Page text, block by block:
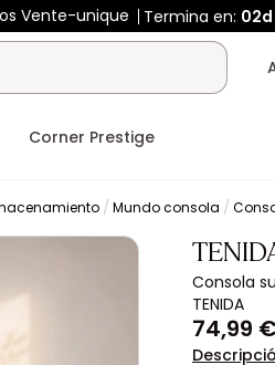
Vente-unique Termina en: 02d
Corner Prestige
Mundo consola
Consola
TENIDA
74,99